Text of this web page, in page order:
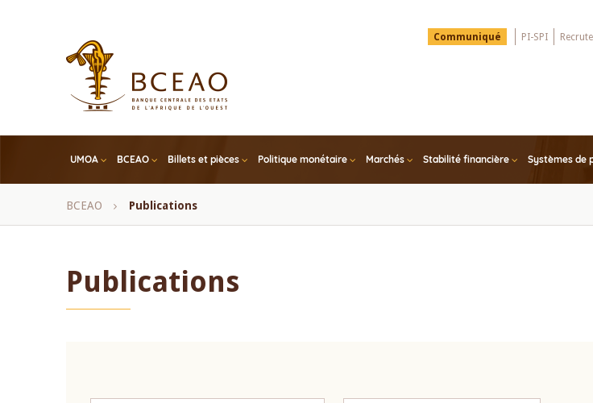
Menu
Top
Communiqué PI-SPI
UMOA BCEAO Billets et pièces Politique monétaire Marchés Stabilité financière Systèmes de
Fil
BCEAO Publications
Publications